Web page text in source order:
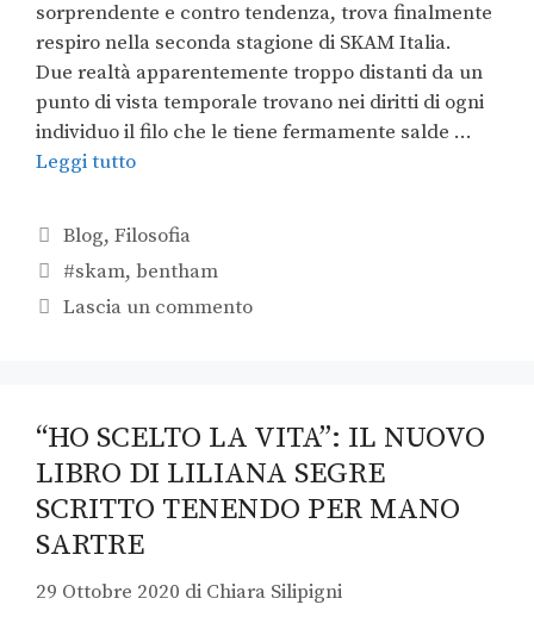
sorprendente e contro tendenza, trova finalmente
respiro nella seconda stagione di SKAM Italia.
Due realtà apparentemente troppo distanti da un
punto di vista temporale trovano nei diritti di ogni
individuo il filo che le tiene fermamente salde …
Leggi tutto
Blog,Filosofia
#skam,bentham
Lascia un commento
“HO SCELTO LA VITA”: IL NUOVO
LIBRO DI LILIANA SEGRE
SCRITTO TENENDO PER MANO
SARTRE
29 Ottobre 2020 di Chiara Silipigni